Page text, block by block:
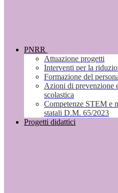
PNRR
Attuazione progetti
Interventi per la
Formazione del
Azioni di prevenzione
scolastica
Competenze STEM e
statali D.M. 65/2023
Progetti didattici